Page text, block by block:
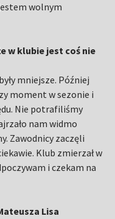
wolnym
w klubie jest coś nie
mniejsze. Później
moment w sezonie i
Nie potrafiliśmy
nam widmo
Zawodnicy zaczęli
Klub zmierzał w
i czekam na
Lisa